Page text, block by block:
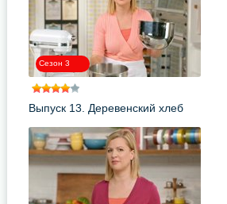
Сезон 3
Выпуск 13. Деревенский хлеб